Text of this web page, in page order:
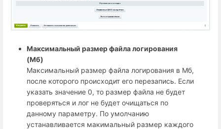
Максимальный размер файла логирования
(Мб)
Максимальный размер файла логирования в Мб,
после которого происходит его перезапись. Если
указать значение 0, то размер файла не будет
проверяться и лог не будет очищаться по
данному параметру. По умолчанию
устанавливается макимальный размер каждого